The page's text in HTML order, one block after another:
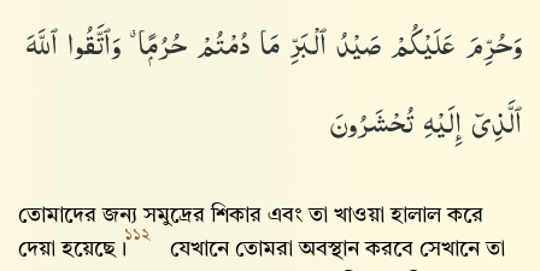
وَحُرِّمَ عَلَيْكُمْ صَيْدُ ٱلْبَرِّ مَا دُمْتُمْ حُرُمًۭا ۗ وَٱتَّقُوا۟ ٱللَّهَ
ٱلَّذِىٓ إِلَيْهِ تُحْشَرُونَ
তোমাদের জন্য সমুদ্রের শিকার এবং তা খাওয়া হালাল করে
দেয়া হয়েছে।
১১২
যেখানে তোমরা অবস্থান করবে সেখানে তা